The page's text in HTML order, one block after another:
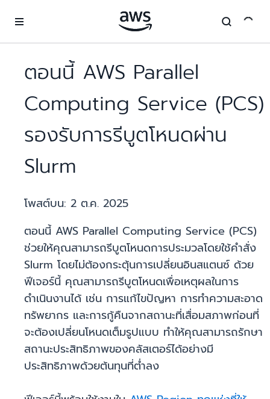
ตอนนี้ AWS Parallel
Computing Service (PCS)
รองรับการรีบูตโหนดผ่าน
Slurm
โพสต์บน: 2 ต.ค. 2025
ตอนนี้ AWS Parallel Computing Service (PCS)
ช่วยให้คุณสามารถรีบูตโหนดการประมวลโดยใช้คำสั่ง
Slurm โดยไม่ต้องกระตุ้นการเปลี่ยนอินสแตนซ์ ด้วย
ฟีเจอร์นี้ คุณสามารถรีบูตโหนดเพื่อเหตุผลในการ
ดำเนินงานได้ เช่น การแก้ไขปัญหา การทำความสะอาด
ทรัพยากร และการกู้คืนจากสถานะที่เสื่อมสภาพก่อนที่
จะต้องเปลี่ยนโหนดเต็มรูปแบบ ทำให้คุณสามารถรักษา
สถานะประสิทธิภาพของคลัสเตอร์ได้อย่างมี
ประสิทธิภาพด้วยต้นทุนที่ต่ำลง